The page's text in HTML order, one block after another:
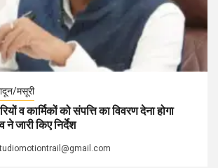
मसूरी
व कार्मिकों को संपत्ति का विवरण देना होगा
ने जारी किए निर्देश